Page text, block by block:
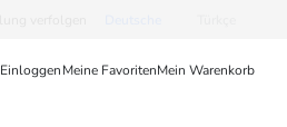
EinloggenMeine FavoritenMein Warenkorb